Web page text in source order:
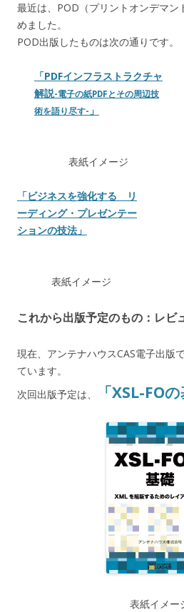
最近は、POD（プリントオンデマン
めました。
POD出版したものは次の通りです。
「PDFインフラストラクチャ
解説-電子の紙PDFとその周辺技
術を語り尽す- 」
表紙イメージ
「ビジネスを強化する リ
ーディング・プレゼンテー
ションの技法」
表紙イメージ
これから出版予定のもの：レビ
現在、アンテナハウスCAS電子出版
ています。
次回出版予定は、
「XSL-FOの
表紙イメー